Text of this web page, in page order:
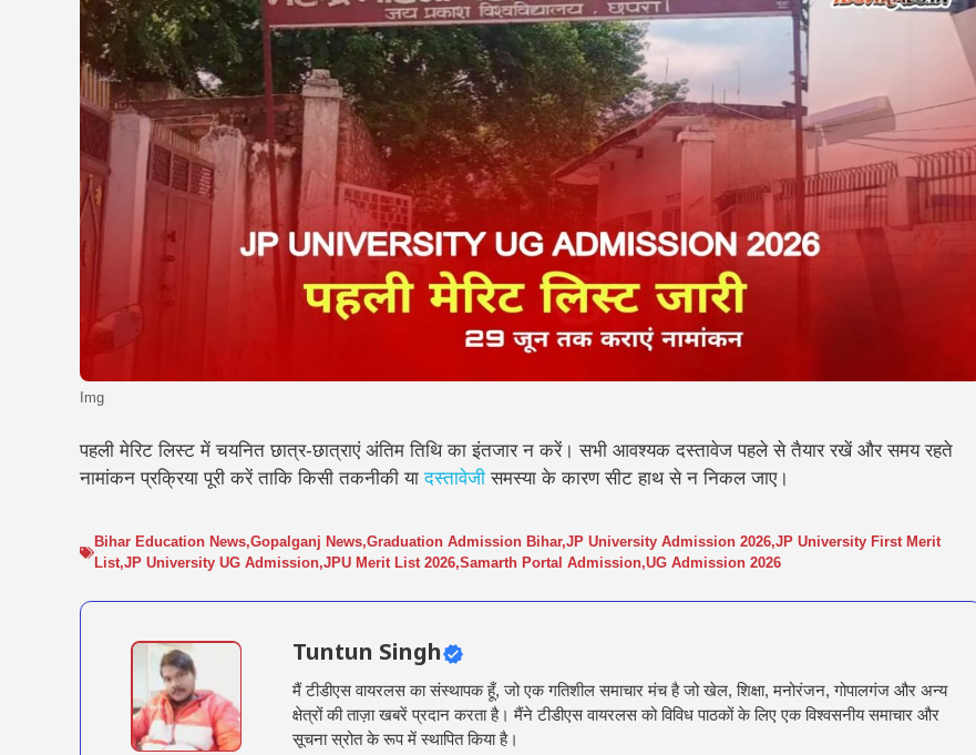
Img
पहली मेरिट लिस्ट में चयनित छात्र-छात्राएं अंतिम तिथि का इंतजार न करें। सभी आवश्यक दस्तावेज पहले से तैयार रखें और समय रहते
नामांकन प्रक्रिया पूरी करें ताकि किसी तकनीकी यादस्तावेजी समस्या के कारण सीट हाथ से न निकल जाए।
Bihar Education News,Gopalganj News,Graduation Admission Bihar,JP University Admission 2026,JP University First Merit
List,JP University UG Admission,JPU Merit List 2026,Samarth Portal Admission,UG Admission 2026
Tuntun Singh
मैं टीडीएस वायरलस का संस्थापक हूँ, जो एक गतिशील समाचार मंच है जो खेल, शिक्षा, मनोरंजन, गोपालगंज और अन्य
क्षेत्रों की ताज़ा खबरें प्रदान करता है। मैंने टीडीएस वायरलस को विविध पाठकों के लिए एक विश्वसनीय समाचार और
सूचना स्रोत के रूप में स्थापित किया है।